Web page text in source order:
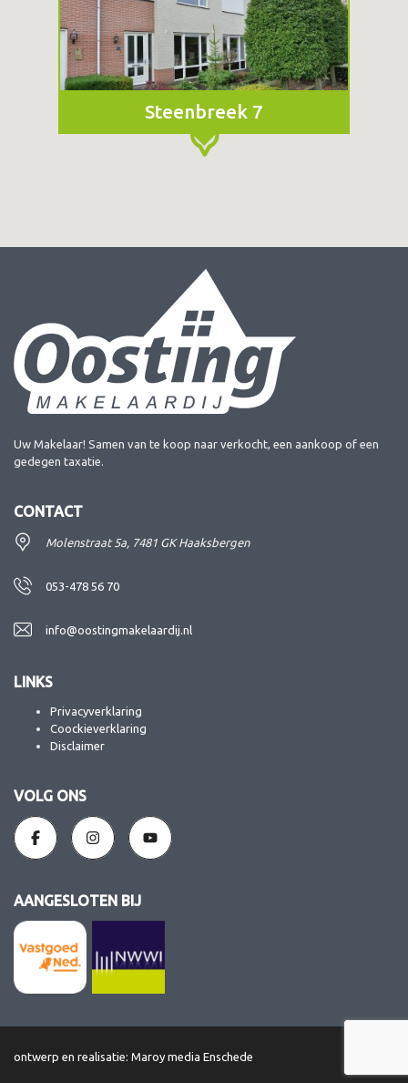
Steenbreek 7
Uw Makelaar! Samen van te koop naar verkocht, een aankoop of een
gedegen taxatie.
CONTACT
Molenstraat 5a, 7481 GK Haaksbergen
053-478 56 70
info@oostingmakelaardij.nl
LINKS
Privacyverklaring
Coockieverklaring
Disclaimer
VOLG ONS
AANGESLOTEN BIJ
ontwerp en realisatie: Maroy media Enschede